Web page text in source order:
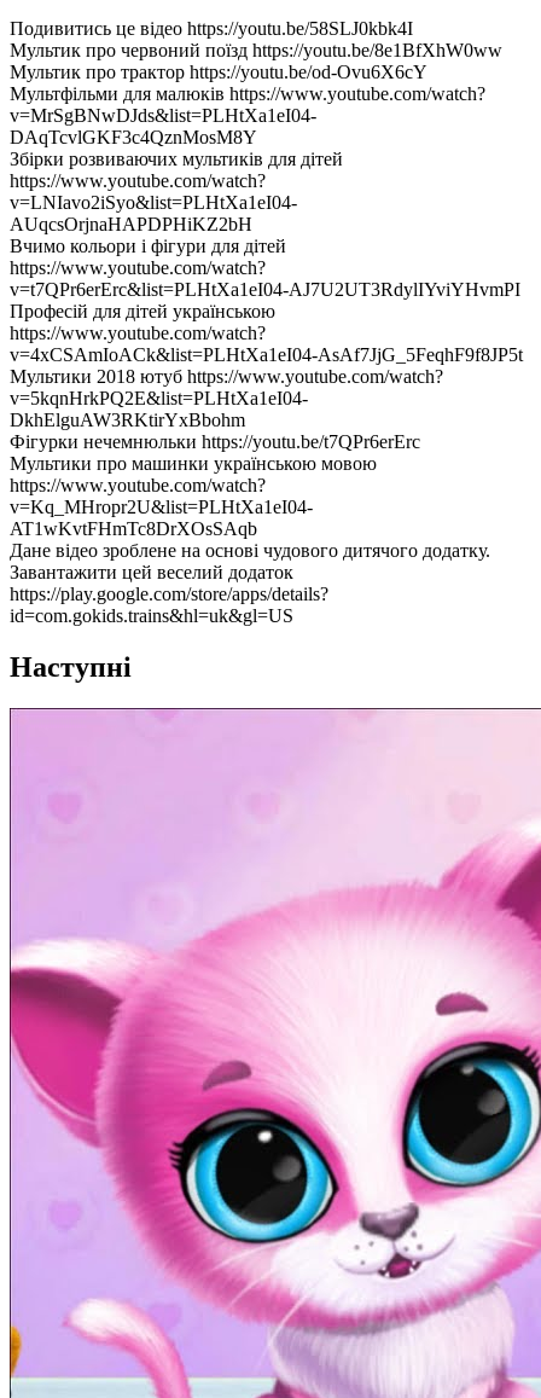
Подивитись це відео https://youtu.be/58SLJ0kbk4I
Мультик про червоний поїзд https://youtu.be/8e1BfXhW0ww
Мультик про трактор https://youtu.be/od-Ovu6X6cY
Мультфільми для малюків https://www.youtube.com/watch?
v=MrSgBNwDJds&list=PLHtXa1eI04-
DAqTcvlGKF3c4QznMosM8Y
Збірки розвиваючих мультиків для дітей
https://www.youtube.com/watch?
v=LNIavo2iSyo&list=PLHtXa1eI04-
AUqcsOrjnaHAPDPHiKZ2bH
Вчимо кольори і фігури для дітей
https://www.youtube.com/watch?
v=t7QPr6erErc&list=PLHtXa1eI04-AJ7U2UT3RdylIYviYHvmPI
Професій для дітей українською
https://www.youtube.com/watch?
v=4xCSAmIoACk&list=PLHtXa1eI04-AsAf7JjG_5FeqhF9f8JP5t
Мультики 2018 ютуб https://www.youtube.com/watch?
v=5kqnHrkPQ2E&list=PLHtXa1eI04-
DkhElguAW3RKtirYxBbohm
Фігурки нечемнюльки https://youtu.be/t7QPr6erErc
Мультики про машинки українською мовою
https://www.youtube.com/watch?
v=Kq_MHropr2U&list=PLHtXa1eI04-
AT1wKvtFHmTc8DrXOsSAqb
Дане відео зроблене на основі чудового дитячого додатку.
Завантажити цей веселий додаток
https://play.google.com/store/apps/details?
id=com.gokids.trains&hl=uk&gl=US
Наступні